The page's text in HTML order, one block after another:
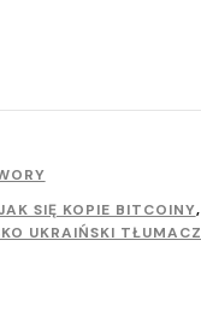
SIĘ KOPIE BITCOINY,
UKRAIŃSKI TŁUMACZ